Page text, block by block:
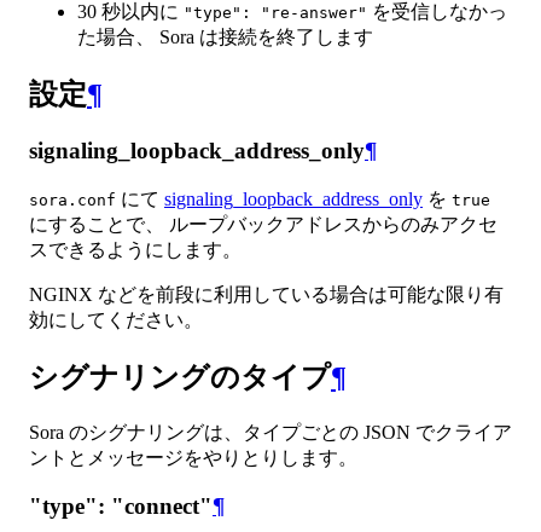
30 秒以内に "type": "re-answer" を受信しなかっ
た場合、 Sora は接続を終了します
設定¶
signaling_loopback_address_only¶
sora.conf にて signaling_loopback_address_only を true
にすることで、 ループバックアドレスからのみアクセ
スできるようにします。
NGINX などを前段に利用している場合は可能な限り有
効にしてください。
シグナリングのタイプ¶
Sora のシグナリングは、タイプごとの JSON でクライア
ントとメッセージをやりとりします。
"type": "connect"¶